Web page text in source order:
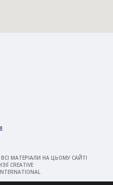
МАТЕРІАЛИ НА ЦЬОМУ САЙТІ
CREATIVE